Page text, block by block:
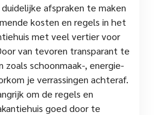
afspraken te maken
kosten en regels in het
met veel vertier voor
van tevoren transparant te
zoals schoonmaak-, energie-
je verrassingen achteraf.
om de regels en
goed door te